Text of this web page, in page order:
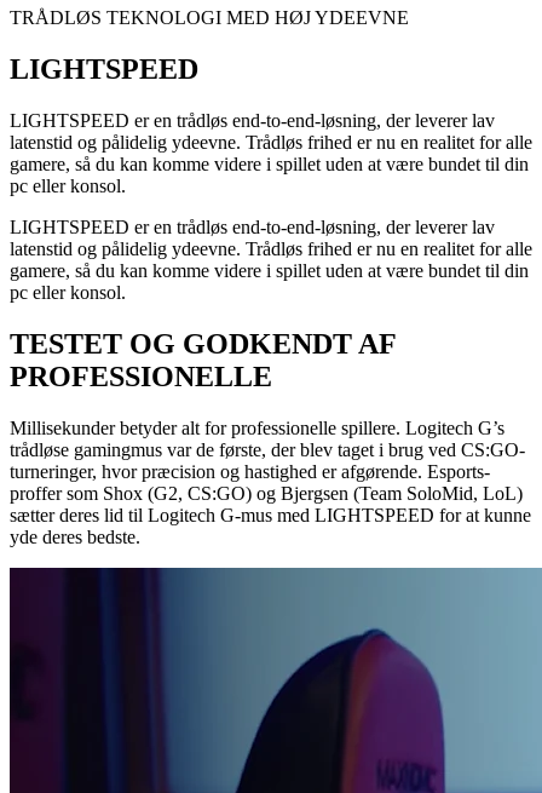
TRÅDLØS TEKNOLOGI MED HØJ YDEEVNE
LIGHTSPEED
LIGHTSPEED er en trådløs end-to-end-løsning, der leverer lav
latenstid og pålidelig ydeevne. Trådløs frihed er nu en realitet for alle
gamere, så du kan komme videre i spillet uden at være bundet til din
pc eller konsol.
LIGHTSPEED er en trådløs end-to-end-løsning, der leverer lav
latenstid og pålidelig ydeevne. Trådløs frihed er nu en realitet for alle
gamere, så du kan komme videre i spillet uden at være bundet til din
pc eller konsol.
TESTET OG GODKENDT AF
PROFESSIONELLE
Millisekunder betyder alt for professionelle spillere. Logitech G’s
trådløse gamingmus var de første, der blev taget i brug ved CS:GO-
turneringer, hvor præcision og hastighed er afgørende. Esports-
proffer som Shox (G2, CS:GO) og Bjergsen (Team SoloMid, LoL)
sætter deres lid til Logitech G-mus med LIGHTSPEED for at kunne
yde deres bedste.